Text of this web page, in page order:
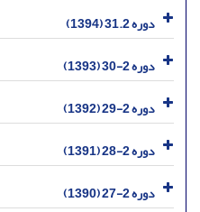
دوره 31.2 (1394)
دوره 2-30 (1393)
دوره 2-29 (1392)
دوره 2-28 (1391)
دوره 2-27 (1390)